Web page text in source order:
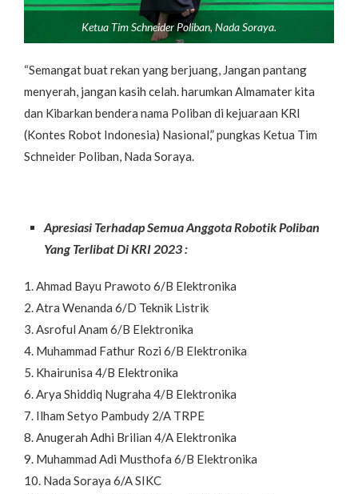
Ketua Tim Schneider Poliban, Nada Soraya.
“Semangat buat rekan yang berjuang, Jangan pantang
menyerah, jangan kasih celah. harumkan Almamater kita
dan Kibarkan bendera nama Poliban di kejuaraan KRI
(Kontes Robot Indonesia) Nasional,” pungkas Ketua Tim
Schneider Poliban, Nada Soraya.
Apresiasi Terhadap Semua Anggota Robotik Poliban
Yang Terlibat Di KRI 2023 :
1. Ahmad Bayu Prawoto 6/B Elektronika
2. Atra Wenanda 6/D Teknik Listrik
3. Asroful Anam 6/B Elektronika
4. Muhammad Fathur Rozi 6/B Elektronika
5. Khairunisa 4/B Elektronika
6. Arya Shiddiq Nugraha 4/B Elektronika
7. Ilham Setyo Pambudy 2/A TRPE
8. Anugerah Adhi Brilian 4/A Elektronika
9. Muhammad Adi Musthofa 6/B Elektronika
10. Nada Soraya 6/A SIKC